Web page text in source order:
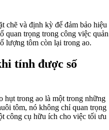
chẽ và định kỳ để đảm bảo hiệu
quan trọng trong công việc quản
lượng tôm còn lại trong ao.
tính được số
hụt trong ao là một trong những
tôm, nó không chỉ quan trọng
công cụ hữu ích cho việc tối ưu